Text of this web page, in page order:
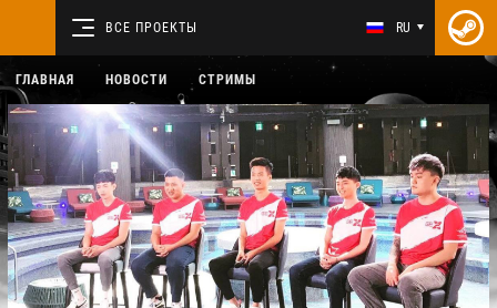
ВСЕ ПРОЕКТЫ RU
ГЛАВНАЯ НОВОСТИ СТРИМЫ